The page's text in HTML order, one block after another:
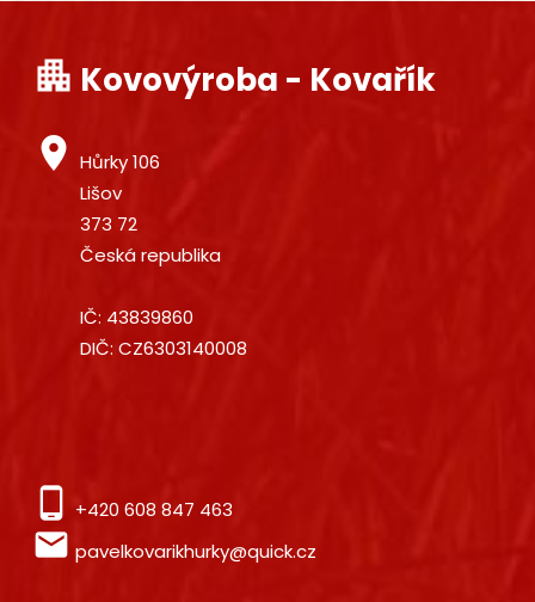
apartment Kovovýroba - Kovařík
place Hůrky 106
Lišov
373 72
Česká republika
IČ: 43839860
DIČ: CZ6303140008
phone_android +420 608 847 463
local_post_office pavelkovarikhurky@quick.cz